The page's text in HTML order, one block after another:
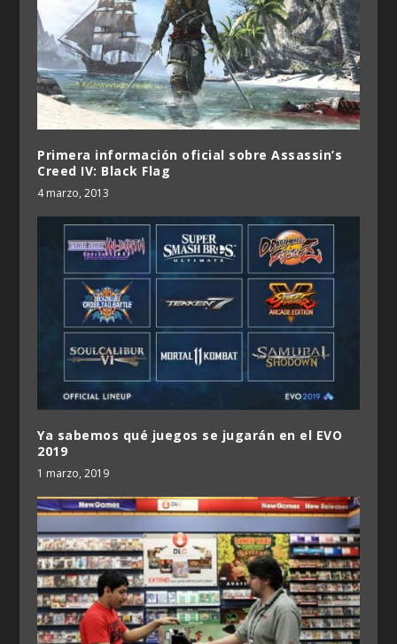
Primera información oficial sobre Assassin’s
Creed IV: Black Flag
4 marzo, 2013
Ya sabemos qué juegos se jugarán en el EVO
2019
1 marzo, 2019